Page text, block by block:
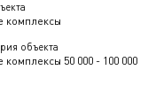
комплексы
объекта
50 000 - 100 000